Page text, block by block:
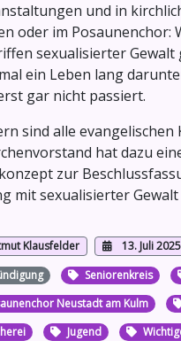
und in
oder im Posaunenchor:
sexualisierter Gewalt
ein Leben lang
gar nicht passiert.
sind alle
hat dazu
zur
mit sexualisierter
Klausfelder
13. Juli 2025
Seniorenkreis
Neustadt am Kulm
Jugend